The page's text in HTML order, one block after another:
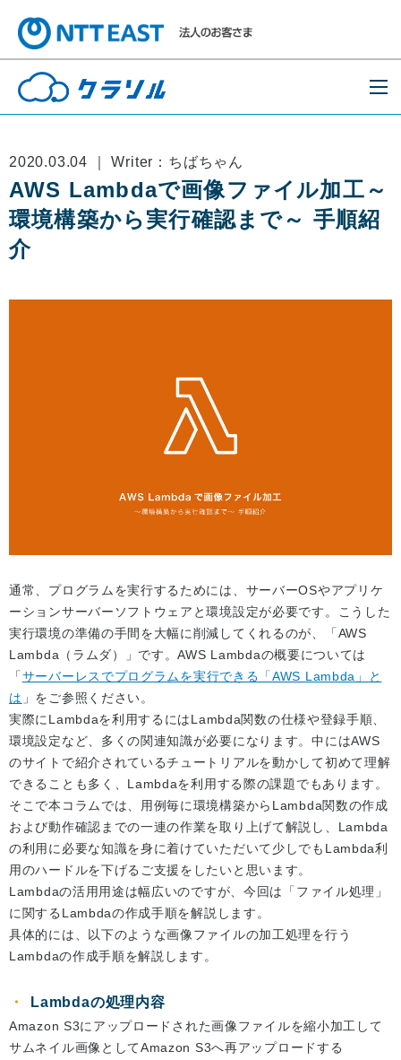
2020.03.04 ｜ Writer：ちばちゃん
AWS Lambdaで画像ファイル加工～
環境構築から実行確認まで～ 手順紹
介
通常、プログラムを実行するためには、サーバーOSやアプリケ
ーションサーバーソフトウェアと環境設定が必要です。こうした
実行環境の準備の手間を大幅に削減してくれるのが、「AWS
Lambda（ラムダ）」です。AWS Lambdaの概要については
「サーバーレスでプログラムを実行できる「AWS Lambda」と
は 」をご参照ください。
実際にLambdaを利用するにはLambda関数の仕様や登録手順、
環境設定など、多くの関連知識が必要になります。中にはAWS
のサイトで紹介されているチュートリアルを動かして初めて理解
できることも多く、Lambdaを利用する際の課題でもあります。
そこで本コラムでは、用例毎に環境構築からLambda関数の作成
および動作確認までの一連の作業を取り上げて解説し、Lambda
の利用に必要な知識を身に着けていただいて少しでもLambda利
用のハードルを下げるご支援をしたいと思います。
Lambdaの活用用途は幅広いのですが、今回は「ファイル処理」
に関するLambdaの作成手順を解説します。
具体的には、以下のような画像ファイルの加工処理を行う
Lambdaの作成手順を解説します。
Lambdaの処理内容
Amazon S3にアップロードされた画像ファイルを縮小加工して
サムネイル画像としてAmazon S3へ再アップロードする